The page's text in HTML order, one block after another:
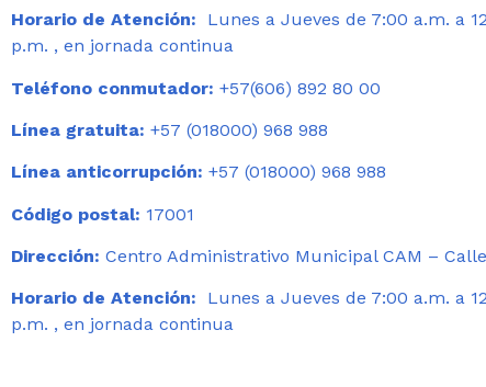
Horario de Atención:
Lunes a Jueves de 7:00 a.m. a
p.m. , en jornada continua
Teléfono conmutador: +57(606) 892 80 00
Línea gratuita: +57 (018000) 968 988
Línea anticorrupción: +57 (018000) 968 988
Código postal: 17001
Dirección: Centro Administrativo Municipal CAM –
Horario de Atención: Lunes a Jueves de 7:00 a.m. a
p.m. , en jornada continua